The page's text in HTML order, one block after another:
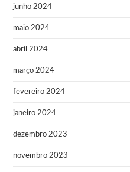
junho 2024
maio 2024
abril 2024
março 2024
fevereiro 2024
janeiro 2024
dezembro 2023
novembro 2023